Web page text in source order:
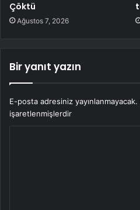
Çöktü
Ağustos 7, 2026
Bir yanıt yazın
E-posta adresiniz yayınlanmayacak.
işaretlenmişlerdir